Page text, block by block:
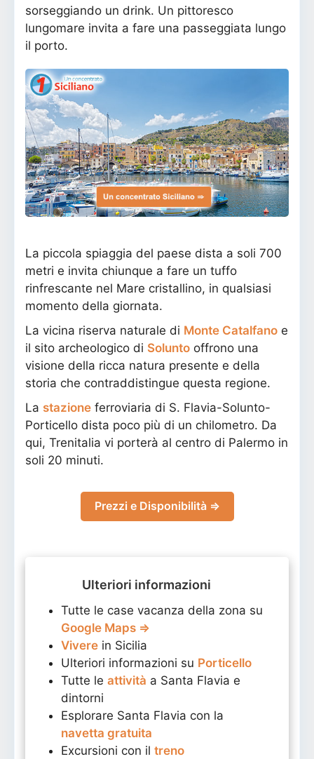
sorseggiando un drink. Un pittoresco
lungomare invita a fare una passeggiata lungo
il porto.
La piccola spiaggia del paese dista a soli 700
metri e invita chiunque a fare un tuffo
rinfrescante nel Mare cristallino, in qualsiasi
momento della giornata.
La vicina riserva naturale di Monte Catalfano e
il sito archeologico di Solunto offrono una
visione della ricca natura presente e della
storia che contraddistingue questa regione.
La stazione ferroviaria di S. Flavia-Solunto-
Porticello dista poco più di un chilometro. Da
qui, Trenitalia vi porterà al centro di Palermo in
soli 20 minuti.
Prezzi e Disponibilità ⇒
Ulteriori informazioni
Tutte le case vacanza della zona su
Google Maps ⇒
Vivere in Sicilia
Ulteriori informazioni su Porticello
Tutte le attività a Santa Flavia e
dintorni
Esplorare Santa Flavia con la
navetta gratuita
Excursioni con il treno